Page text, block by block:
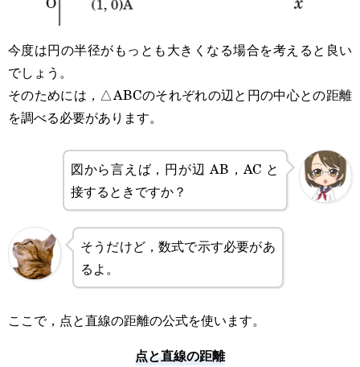
今度は円の半径がもっとも大きくなる場合を考えると良い
でしょう。
そのためには，△ABCのそれぞれの辺と円の中心との距離
を調べる必要があります。
図から言えば，円が辺 AB，AC と
接するときですか？
そうだけど，数式で示す必要があ
るよ。
ここで，点と直線の距離の公式を使います。
点と直線の距離